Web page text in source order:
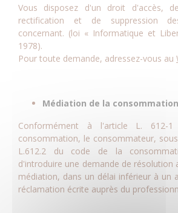
Vous disposez d'un droit d'accès,
rectification et de suppression
concernant. (loi « Informatique et
1978).
Pour toute demande, adressez-vous au
Médiation de la consommation
Conformément à l'article L.
consommation, le consommateur,
L.612.2 du code de la
d'introduire une demande de résolution
médiation, dans un délai inférieur à un
réclamation écrite auprès du